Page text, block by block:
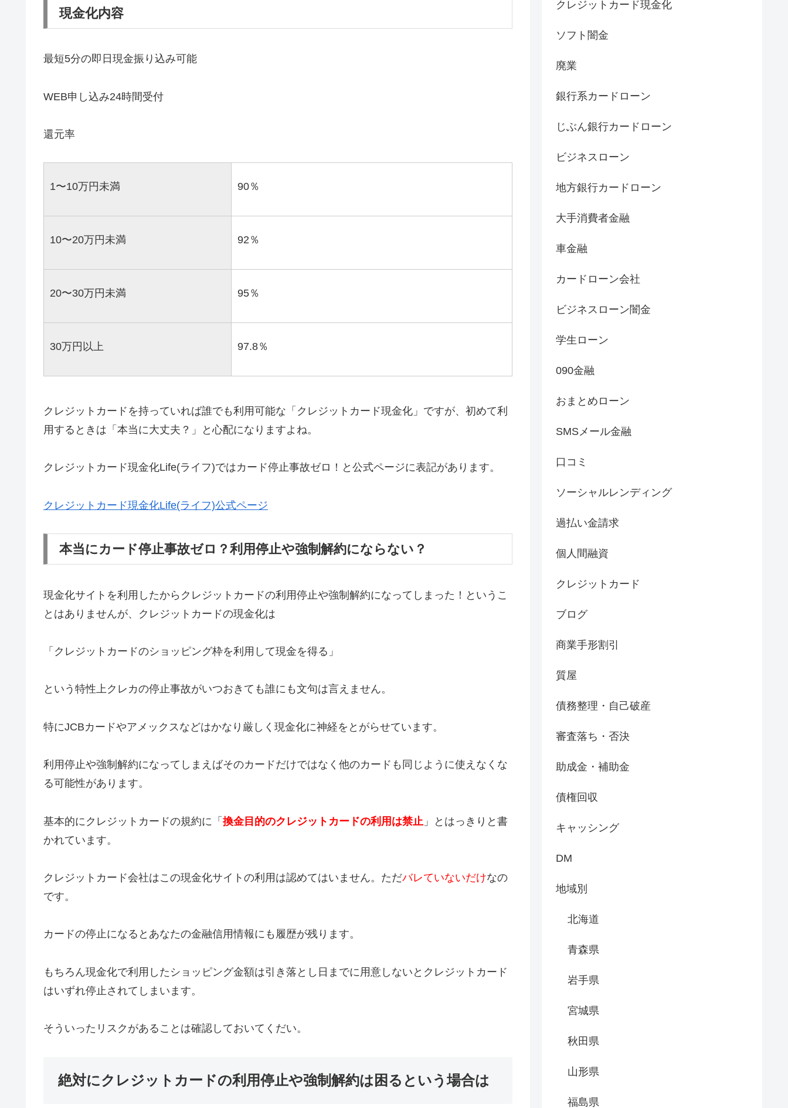
現金化内容
最短5分の即日現金振り込み可能
WEB申し込み24時間受付
還元率
1〜10万円未満 90％
10〜20万円未満 92％
20〜30万円未満 95％
30万円以上 97.8％
クレジットカードを持っていれば誰でも利用可能な「クレジットカード現金化」ですが、初めて利
用するときは「本当に大丈夫？」と心配になりますよね。
クレジットカード現金化Life(ライフ)ではカード停止事故ゼロ！と公式ページに表記があります。
クレジットカード現金化Life(ライフ)公式ページ
本当にカード停止事故ゼロ？利用停止や強制解約にならない？
現金化サイトを利用したからクレジットカードの利用停止や強制解約になってしまった！というこ
とはありませんが、クレジットカードの現金化は
「クレジットカードのショッピング枠を利用して現金を得る」
という特性上クレカの停止事故がいつおきても誰にも文句は言えません。
特にJCBカードやアメックスなどはかなり厳しく現金化に神経をとがらせています。
利用停止や強制解約になってしまえばそのカードだけではなく他のカードも同じように使えなくな
る可能性があります。
基本的にクレジットカードの規約に「 換金目的のクレジットカードの利用は禁止 」とはっきりと書
かれています。
クレジットカード会社はこの現金化サイトの利用は認めてはいません。ただバレていないだけなの
です。
カードの停止になるとあなたの金融信用情報にも履歴が残ります。
もちろん現金化で利用したショッピング金額は引き落とし日までに用意しないとクレジットカード
はいずれ停止されてしまいます。
そういったリスクがあることは確認しておいてくだい。
絶対にクレジットカードの利用停止や強制解約は困るという場合は
クレジットカード現金化
ソフト闇金
廃業
銀行系カードローン
じぶん銀行カードローン
ビジネスローン
地方銀行カードローン
大手消費者金融
車金融
カードローン会社
ビジネスローン闇金
学生ローン
090金融
おまとめローン
SMSメール金融
口コミ
ソーシャルレンディング
過払い金請求
個人間融資
クレジットカード
ブログ
商業手形割引
質屋
債務整理・自己破産
審査落ち・否決
助成金・補助金
債権回収
キャッシング
DM
地域別
北海道
青森県
岩手県
宮城県
秋田県
山形県
福島県